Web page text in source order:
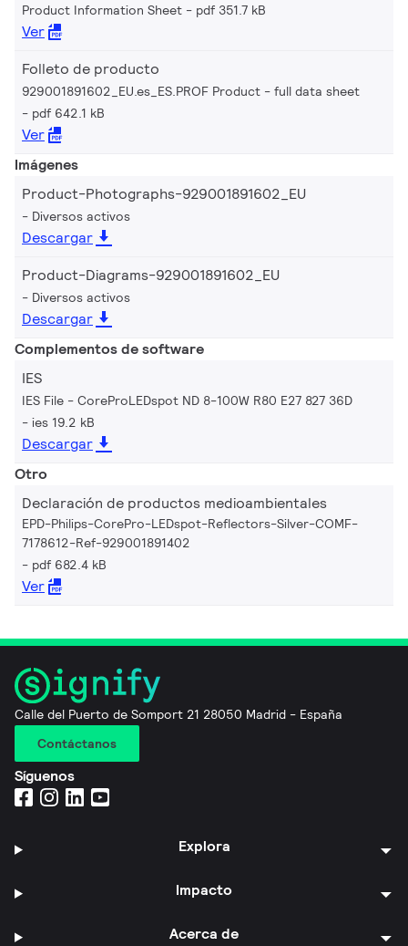
Product Information Sheet pdf 351.7 kB
Ver
Folleto de producto
929001891602_EU.es_ES.PROF Product - full data sheet
pdf 642.1 kB
Ver
Imágenes
Product-Photographs-929001891602_EU
Diversos activos
Descargar
Product-Diagrams-929001891602_EU
Diversos activos
Descargar
Complementos de software
IES
IES File - CoreProLEDspot ND 8-100W R80 E27 827 36D
ies 19.2 kB
Descargar
Otro
Declaración de productos medioambientales
EPD-Philips-CorePro-LEDspot-Reflectors-Silver-COMF-
7178612-Ref-929001891402
pdf 682.4 kB
Ver
Calle del Puerto de Somport 21 28050 Madrid - España
Contáctanos
Síguenos
Explora
Impacto
Acerca de